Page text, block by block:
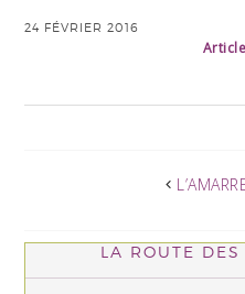
24 FÉVRIER 2016
LA ROUTE DES